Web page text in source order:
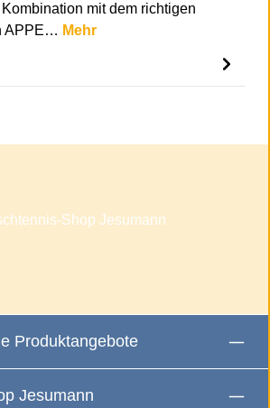
mit dem richtigen
APPE… Mehr
Produktangebote
Jesumann